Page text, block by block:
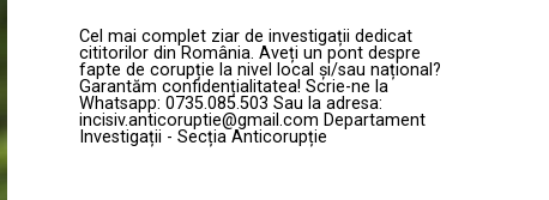
Cel mai complet ziar de investigații dedicat
cititorilor din România. Aveți un pont despre
fapte de corupție la nivel local și/sau național?
Garantăm confidențialitatea! Scrie-ne la
Whatsapp: 0735.085.503 Sau la adresa:
incisiv.anticoruptie@gmail.com Departament
Investigații - Secția Anticorupție